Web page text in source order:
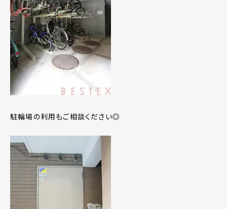
駐輪場の利用もご相談ください◎